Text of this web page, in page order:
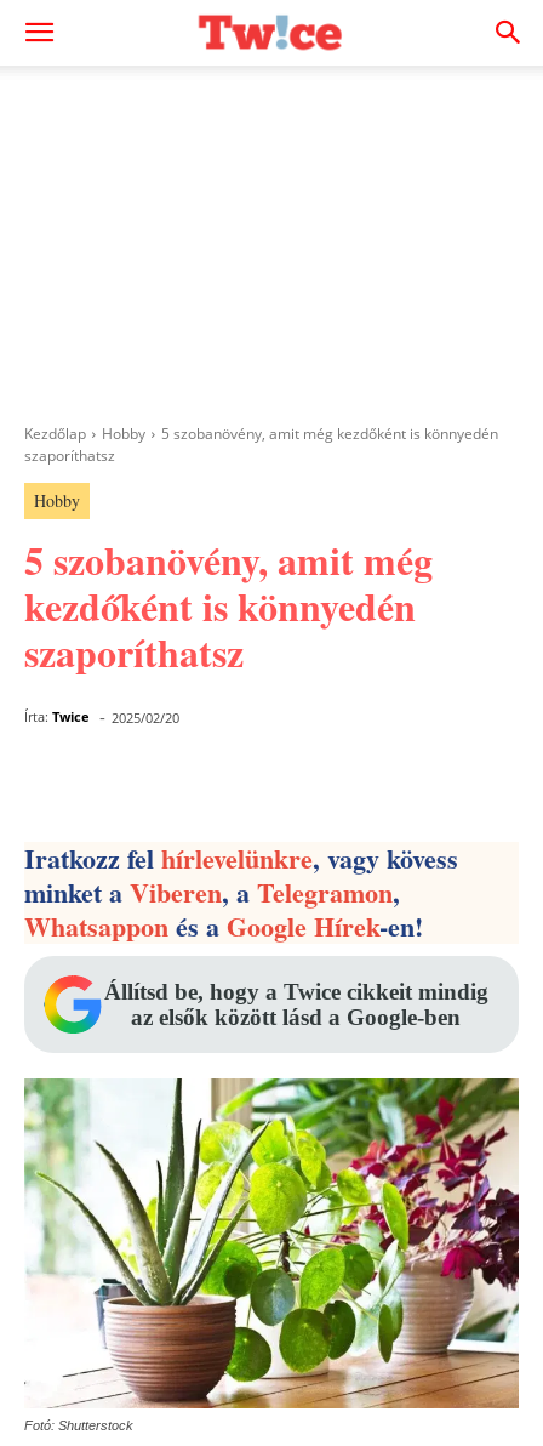
Kezdőlap Hobby
5 szobanövény, amit még kezdőként is könnyedén
szaporíthatsz
Hobby
5 szobanövény, amit még
kezdőként is könnyedén
szaporíthatsz
Írta: Twice - 2025/02/20
Iratkozz felhírlevelünkre, vagy kövess
minket aViberen, aTelegramon,
Whatsapponés aGoogle Hírek-en!
Állítsd be, hogy a Twice cikkeit mindig
az elsők között lásd a Google-ben
Fotó: Shutterstock